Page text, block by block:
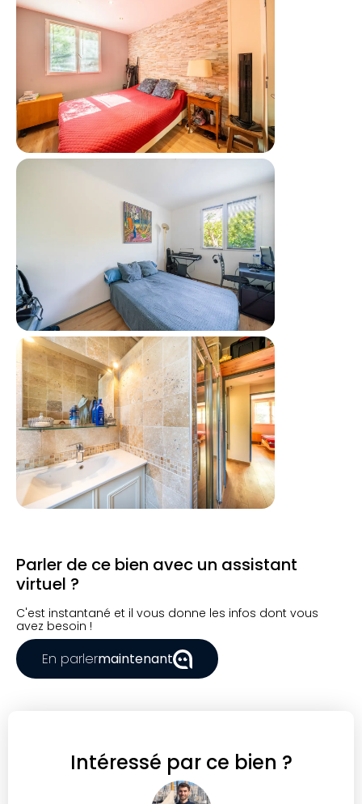
Parler de ce bien avec un assistant
virtuel ?
C'est instantané et il vous donne les infos dont vous
avez besoin !
En parlermaintenant
Intéressé par ce bien ?